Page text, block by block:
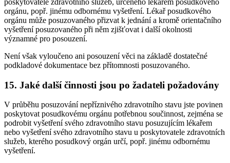
poskytovatele zdravotního služeb, určeného lékařem posudkového
orgánu, popř. jinému odbornému vyšetření. Lékař posudkového
orgánu může posuzovaného přizvat k jednání a kromě orientačního
vyšetření posuzovaného při něm zjišťovat i další okolnosti
významné pro posouzení.
Není však vyloučeno ani posouzení věci na základě dostatečné
podkladové dokumentace bez přítomnosti posuzovaného.
15. Jaké další činnosti jsou po žadateli požadovány
V průběhu posuzování nepříznivého zdravotního stavu jste povinen
poskytovat posudkovému orgánu potřebnou součinnost, zejména se
podrobit vyšetření svého zdravotního stavu posuzujícím lékařem
nebo vyšetření svého zdravotního stavu u poskytovatele zdravotních
služeb, kterého posudkový orgán určí, popř. jinému odbornému
vyšetření.